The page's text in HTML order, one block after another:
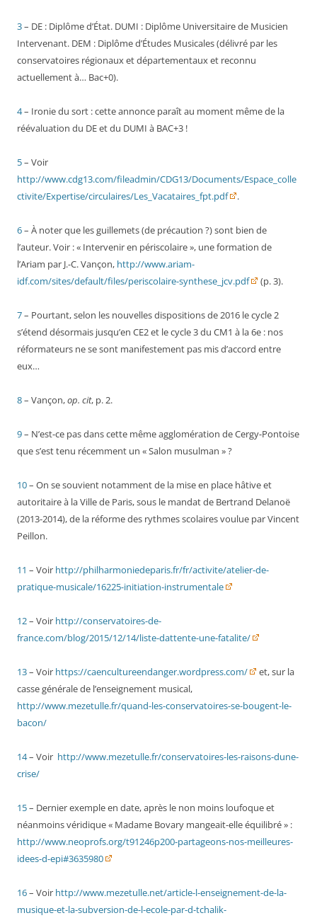
3– DE : Diplôme d’État. DUMI : Diplôme Universitaire de Musicien
Intervenant. DEM : Diplôme d’Études Musicales (délivré par les
conservatoires régionaux et départementaux et reconnu
actuellement à… Bac+0).
4– Ironie du sort : cette annonce paraît au moment même de la
réévaluation du DE et du DUMI à BAC+3 !
5– Voir
http://www.cdg13.com/fileadmin/CDG13/Documents/Espace_colle
ctivite/Expertise/circulaires/Les_Vacataires_fpt.pdf
.
6– À noter que les guillemets (de précaution ?) sont bien de
l’auteur. Voir : « Intervenir en périscolaire », une formation de
l’Ariam par J.-C. Vançon, http://www.ariam-
idf.com/sites/default/files/periscolaire-synthese_jcv.pdf
(p. 3).
7– Pourtant, selon les nouvelles dispositions de 2016 le cycle 2
s’étend désormais jusqu’en CE2 et le cycle 3 du CM1 à la 6e : nos
réformateurs ne se sont manifestement pas mis d’accord entre
eux…
8– Vançon,op. cit, p. 2.
9– N’est-ce pas dans cette même agglomération de Cergy-Pontoise
que s’est tenu récemment un « Salon musulman » ?
10– On se souvient notamment de la mise en place hâtive et
autoritaire à la Ville de Paris, sous le mandat de Bertrand Delanoë
(2013-2014), de la réforme des rythmes scolaires voulue par Vincent
Peillon.
11 – Voir http://philharmoniedeparis.fr/fr/activite/atelier-de-
pratique-musicale/16225-initiation-instrumentale
12– Voir http://conservatoires-de-
france.com/blog/2015/12/14/liste-dattente-une-fatalite/
13– Voir https://caencultureendanger.wordpress.com/
et, sur la
casse générale de l’enseignement musical,
http://www.mezetulle.fr/quand-les-conservatoires-se-bougent-le-
bacon/
14– Voir http://www.mezetulle.fr/conservatoires-les-raisons-dune-
crise/
15– Dernier exemple en date, après le non moins loufoque et
néanmoins véridique « Madame Bovary mangeait-elle équilibré » :
http://www.neoprofs.org/t91246p200-partageons-nos-meilleures-
idees-d-epi#3635980
16– Voir http://www.mezetulle.net/article-l-enseignement-de-la-
musique-et-la-subversion-de-l-ecole-par-d-tchalik-